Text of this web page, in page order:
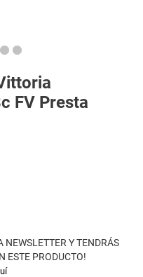
FV Presta
NEWSLETTER Y TENDRÁS
ESTE PRODUCTO!